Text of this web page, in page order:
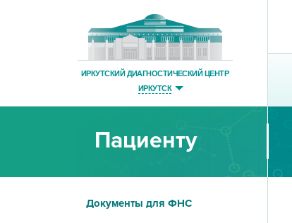
ИРКУТСКИЙ ДИАГНОСТИЧЕСКИЙ ЦЕНТР
ИРКУТСК
Пациенту
Документы для ФНС